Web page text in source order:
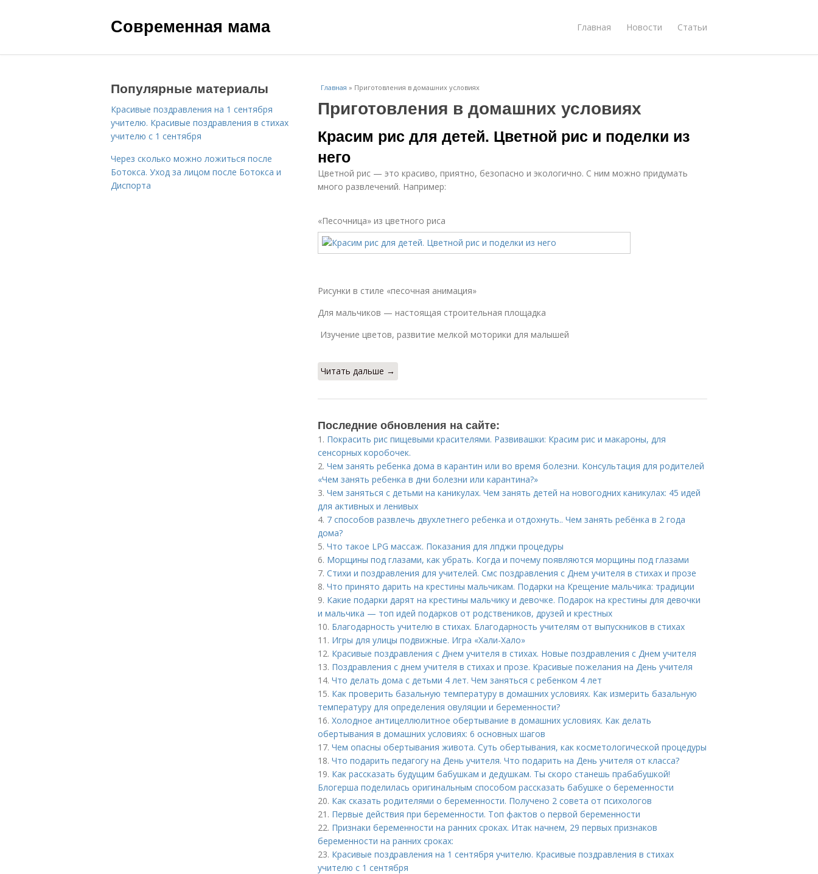
Современная мама Главная Новости Статьи
Главная » Приготовления в домашних условиях
Приготовления в домашних условиях
Красим рис для детей. Цветной рис и поделки из
него
Цветной рис — это красиво, приятно, безопасно и экологично. С ним можно придумать
много развлечений. Например:
«Песочница» из цветного риса
Рисунки в стиле «песочная анимация»
Для мальчиков — настоящая строительная площадка
Изучение цветов, развитие мелкой моторики для малышей
Читать дальше →
Последние обновления на сайте:
1. Покрасить рис пищевыми красителями. Развивашки: Красим рис и макароны, для
сенсорных коробочек.
2. Чем занять ребенка дома в карантин или во время болезни. Консультация для родителей
«Чем занять ребенка в дни болезни или карантина?»
3. Чем заняться с детьми на каникулах. Чем занять детей на новогодних каникулах: 45 идей
для активных и ленивых
4. 7 способов развлечь двухлетнего ребенка и отдохнуть.. Чем занять ребёнка в 2 года
дома?
5. Что такое LPG массаж. Показания для лпджи процедуры
6. Морщины под глазами, как убрать. Когда и почему появляются морщины под глазами
7. Стихи и поздравления для учителей. Смс поздравления с Днем учителя в стихах и прозе
8. Что принято дарить на крестины мальчикам. Подарки на Крещение мальчика: традиции
9. Какие подарки дарят на крестины мальчику и девочке. Подарок на крестины для девочки
и мальчика — топ идей подарков от родствеников, друзей и крестных
10. Благодарность учителю в стихах. Благодарность учителям от выпускников в стихах
11. Игры для улицы подвижные. Игра «Хали-Хало»
12. Красивые поздравления с Днем учителя в стихах. Новые поздравления с Днем учителя
13. Поздравления с днем учителя в стихах и прозе. Красивые пожелания на День учителя
14. Что делать дома с детьми 4 лет. Чем заняться с ребенком 4 лет
15. Как проверить базальную температуру в домашних условиях. Как измерить базальную
температуру для определения овуляции и беременности?
16. Холодное антицеллюлитное обертывание в домашних условиях. Как делать
обертывания в домашних условиях: 6 основных шагов
17. Чем опасны обертывания живота. Суть обертывания, как косметологической процедуры
18. Что подарить педагогу на День учителя. Что подарить на День учителя от класса?
19. Как рассказать будущим бабушкам и дедушкам. Ты скоро станешь прабабушкой!
Блогерша поделилась оригинальным способом рассказать бабушке о беременности
20. Как сказать родителями о беременности. Получено 2 совета от психологов
21. Первые действия при беременности. Топ фактов о первой беременности
22. Признаки беременности на ранних сроках. Итак начнем, 29 первых признаков
беременности на ранних сроках:
23. Красивые поздравления на 1 сентября учителю. Красивые поздравления в стихах
учителю с 1 сентября
Популярные материалы
Красивые поздравления на 1 сентября
учителю. Красивые поздравления в стихах
учителю с 1 сентября
Через сколько можно ложиться после
Ботокса. Уход за лицом после Ботокса и
Диспорта